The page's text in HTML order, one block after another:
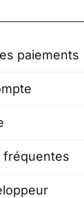
paiements
fréquentes